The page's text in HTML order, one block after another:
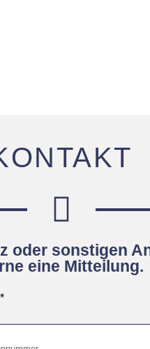
oder sonstigen
eine Mitteilung.